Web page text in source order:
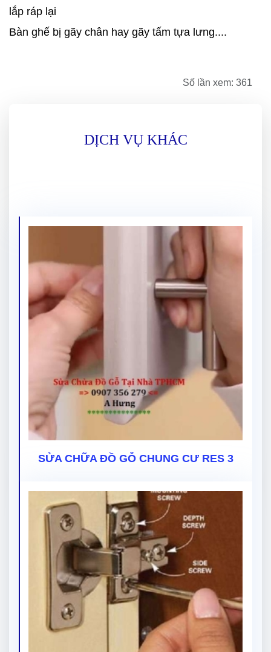
lắp ráp lại
Bàn ghế bị gãy chân hay gãy tấm tựa lưng....
Số lần xem: 361
DỊCH VỤ KHÁC
SỬA CHỮA ĐỒ GỖ CHUNG CƯ RES 3